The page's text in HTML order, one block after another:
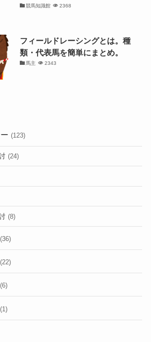
競馬知識館 2368
フィールドレーシングとは。種
類・代表馬を簡単にまとめ。
馬主 2343
(123)
(24)
(8)
(36)
(22)
(6)
(1)